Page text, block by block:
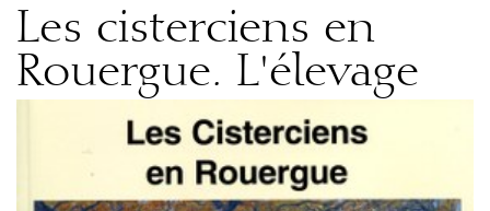
Les cisterciens en
Rouergue. L'élevage